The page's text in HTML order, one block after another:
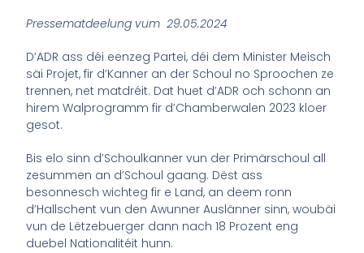
Pressematdeelung vum 29.05.2024
D’ADR ass déi eenzeg Partei, déi dem Minister Meisch
säi Projet, fir d’Kanner an der Schoul no Sproochen ze
trennen, net matdréit. Dat huet d’ADR och schonn an
hirem Walprogramm fir d’Chamberwalen 2023 kloer
gesot.
Bis elo sinn d’Schoulkanner vun der Primärschoul all
zesummen an d’Schoul gaang. Dëst ass
besonnesch wichteg fir e Land, an deem ronn
d’Hallschent vun den Awunner Auslänner sinn, woubäi
vun de Lëtzebuerger dann nach 18 Prozent eng
duebel Nationalitéit hunn.